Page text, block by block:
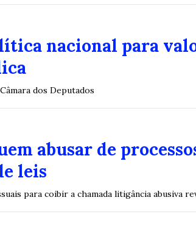
nacional para
dos Deputados
abusar de
leis
para coibir a chamada litigância abusiva